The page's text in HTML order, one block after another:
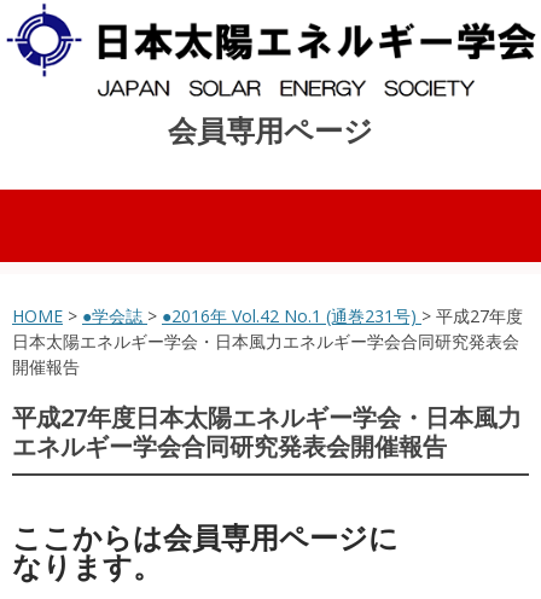
会員専用ページ
コンテンツへスキップ
HOME > ●学会誌 > ●2016年 Vol.42 No.1 (通巻231号) > 平成27年度
日本太陽エネルギー学会・日本風力エネルギー学会合同研究発表会
開催報告
平成27年度日本太陽エネルギー学会・日本風力
エネルギー学会合同研究発表会開催報告
ここからは会員専用ページに
なります。